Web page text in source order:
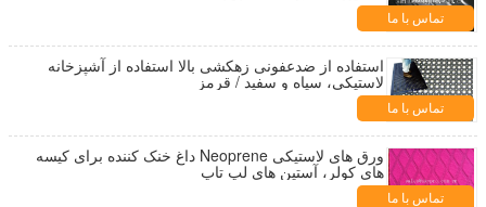
تماس با ما
استفاده از ضدعفونی زهکشی بالا استفاده از آشپزخانه
لاستیکی، سیاه و سفید / قرمز
تماس با ما
ورق های لاستیکی Neoprene داغ خنک کننده برای کیسه
های کولر، آستین های لپ تاپ
تماس با ما